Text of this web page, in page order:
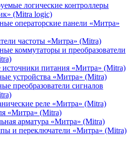
логические контроллеры
(Mitra logic)
операторские панели «Митра»
частоты «Митра» (Mitra)
коммутаторы и преобразователи
питания «Митра» (Mitra)
устройства «Митра» (Mitra)
преобразователи сигналов
реле «Митра» (Mitra)
«Митра» (Mitra)
арматура «Митра» (Mitra)
и переключатели «Митра» (Mitra)